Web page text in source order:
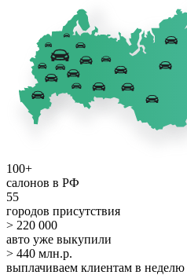
100+
салонов в РФ
55
городов присутствия
> 220 000
авто уже выкупили
> 440 млн.р.
выплачиваем клиентам в неделю